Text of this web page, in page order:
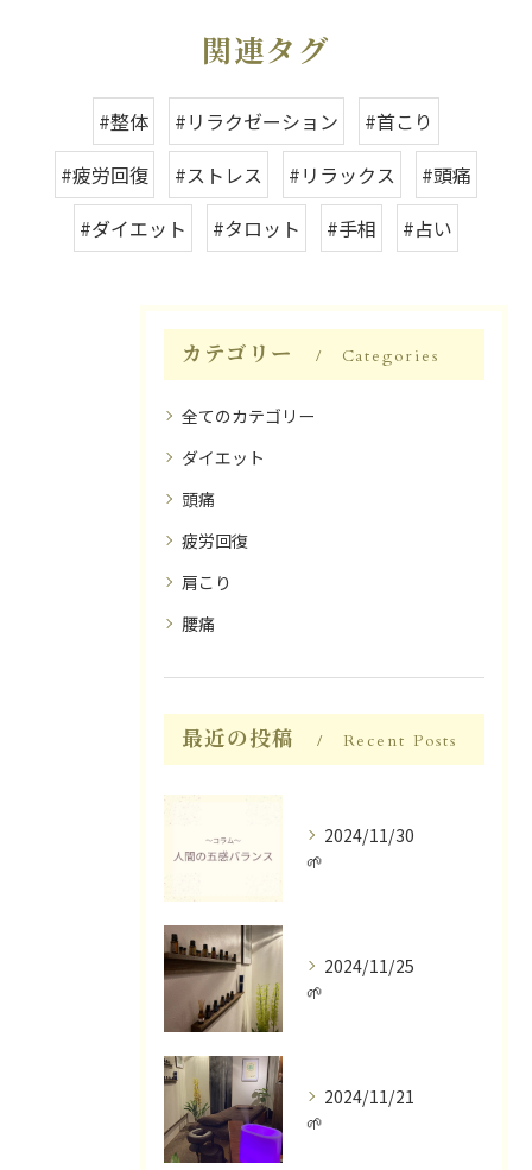
関連タグ
#整体 #リラクゼーション
#首こり
#疲労回復
#ストレス #リラックス
#頭痛
#ダイエット
#タロット #手相 #占い
カテゴリー Categories
全てのカテゴリー
ダイエット
頭痛
疲労回復
肩こり
腰痛
最近の投稿 Recent Posts
2024/11/30
🌱
2024/11/25
🌱
2024/11/21
🌱